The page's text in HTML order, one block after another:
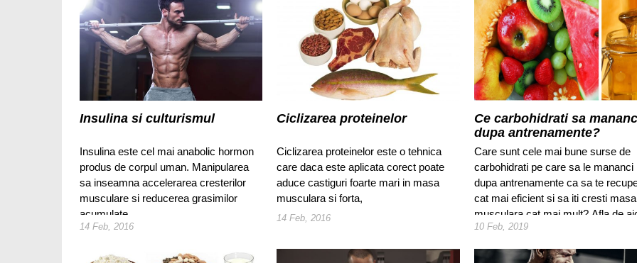
Insulina si culturismul
Insulina este cel mai anabolic hormon
produs de corpul uman. Manipularea
sa inseamna accelerarea cresterilor
musculare si reducerea grasimilor
acumulate.
14 Feb, 2016
Ciclizarea proteinelor
Ciclizarea proteinelor este o tehnica
care daca este aplicata corect poate
aduce castiguri foarte mari in masa
musculara si forta,
14 Feb, 2016
Ce carbohidrati sa
dupa antrenamente?
Care sunt cele mai bune surse de
carbohidrati pe care sa le mananci
dupa antrenamente ca sa te
cat mai eficient si sa iti cresti masa
musculara cat mai mult? Afla de
10 Feb, 2019